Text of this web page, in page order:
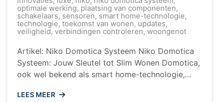
optimale werking, plaatsing van componenten,
schakelaars, sensoren, smart home-technologie,
technologie, toekomst van wonen, updates,
veiligheid, verbindingen controleren, woongenot
Artikel: Niko Domotica Systeem Niko Domotica
Systeem: Jouw Sleutel tot Slim Wonen Domotica,
ook wel bekend als smart home-technologie,
geavanceerde leefomgevingen. Een van de
LEES MEER